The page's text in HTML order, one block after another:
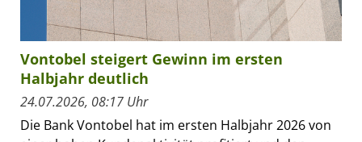
Vontobel steigert Gewinn im ersten
Halbjahr deutlich
24.07.2026, 08:17 Uhr
Die Bank Vontobel hat im ersten Halbjahr 2026 von